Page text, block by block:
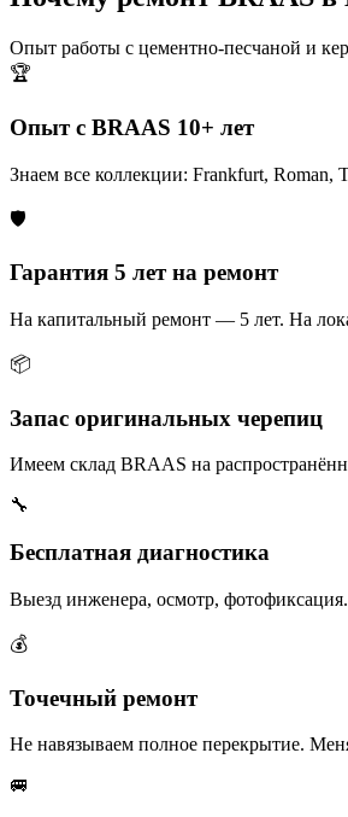
Опыт работы с цементно-песчаной и
🏆
Опыт с BRAAS 10+ лет
Знаем все коллекции: Frankfurt, Roman,
🛡️
Гарантия 5 лет на ремонт
На капитальный ремонт — 5 лет. На
📦
Запас оригинальных черепиц
Имеем склад BRAAS на
🔧
Бесплатная диагностика
Выезд инженера, осмотр, фотофиксация.
💰
Точечный ремонт
Не навязываем полное перекрытие.
🚐